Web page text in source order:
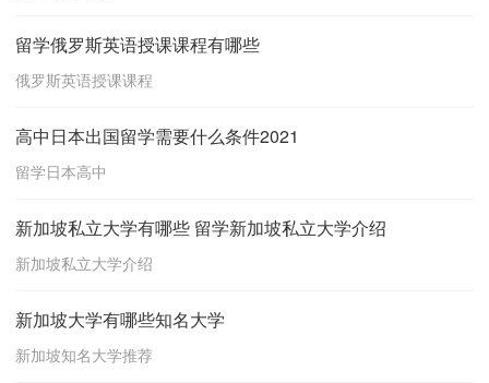
留学俄罗斯英语授课课程有哪些
俄罗斯英语授课课程
高中日本出国留学需要什么条件2021
留学日本高中
新加坡私立大学有哪些 留学新加坡私立大学介绍
新加坡私立大学介绍
新加坡大学有哪些知名大学
新加坡知名大学推荐